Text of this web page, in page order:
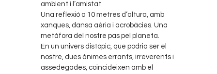
ambient i l’amistat.
Una reflexió a 10 metres d’altura, amb
xanques, dansa aèria i acrobàcies. Una
metàfora del nostre pas pel planeta.
En un univers distòpic, que podria ser el
nostre, dues ànimes errants, irreverents i
assedegades, coincideixen amb el